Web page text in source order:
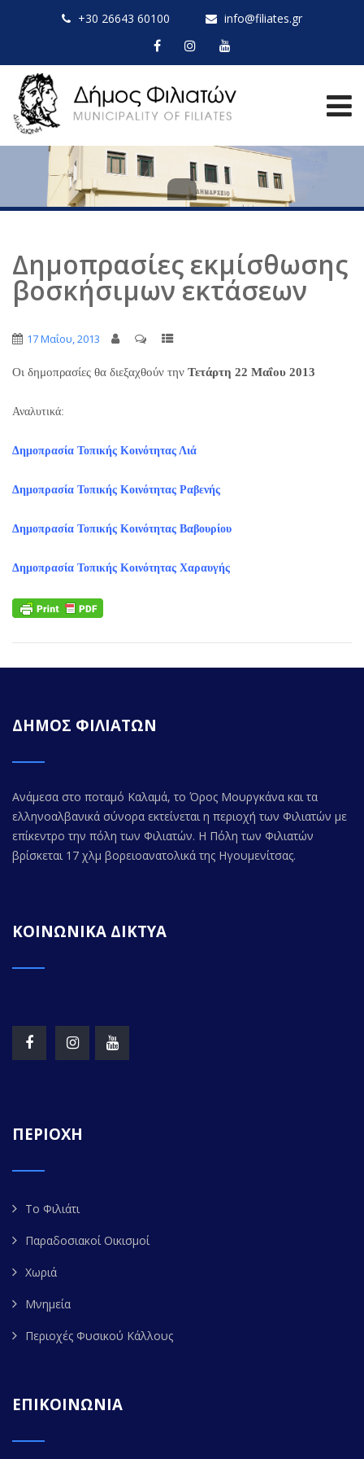
+30 26643 60100 info@filiates.gr
Δημοπρασίες εκμίσθωσης
βοσκήσιμων εκτάσεων
17 Μαΐου, 2013
Οι δημοπρασίες θα διεξαχθούν την Τετάρτη 22 Μαΐου 2013
Αναλυτικά:
Δημοπρασία Τοπικής Κοινότητας Λιά
Δημοπρασία Τοπικής Κοινότητας Ραβενής
Δημοπρασία Τοπικής Κοινότητας Βαβουρίου
Δημοπρασία Τοπικής Κοινότητας Χαραυγής
ΔΗΜΟΣ ΦΙΛΙΑΤΩΝ
Ανάμεσα στο ποταμό Καλαμά, το Όρος Μουργκάνα και τα
ελληνοαλβανικά σύνορα εκτείνεται η περιοχή των Φιλιατών με
επίκεντρο την πόλη των Φιλιατών. Η Πόλη των Φιλιατών
βρίσκεται 17 χλμ βορειοανατολικά της Ηγουμενίτσας.
ΚΟΙΝΩΝΙΚΑ ΔΙΚΤΥΑ
ΠΕΡΙΟΧΗ
Το Φιλιάτι
Παραδοσιακοί Οικισμοί
Χωριά
Μνημεία
Περιοχές Φυσικού Κάλλους
ΕΠΙΚΟΙΝΩΝΙΑ